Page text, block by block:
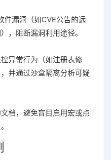
件漏洞（如CVE公告的远
，阻断漏洞利用途径‌。
异常行为（如注册表修
并通过沙盒隔离分析可疑
档，避免盲目启用宏或点